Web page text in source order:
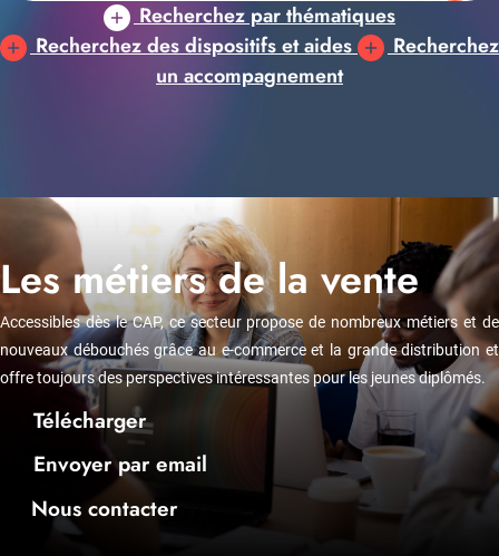
Recherchez par thématiques
Recherchez des dispositifs et aides
Recherchez
un accompagnement
Les métiers de la vente
Accessibles dès le CAP, ce secteur propose de nombreux métiers et de
nouveaux débouchés grâce au e-commerce et la grande distribution et
offre toujours des perspectives intéressantes pour les jeunes diplômés.
Télécharger
Envoyer par email
Nous contacter